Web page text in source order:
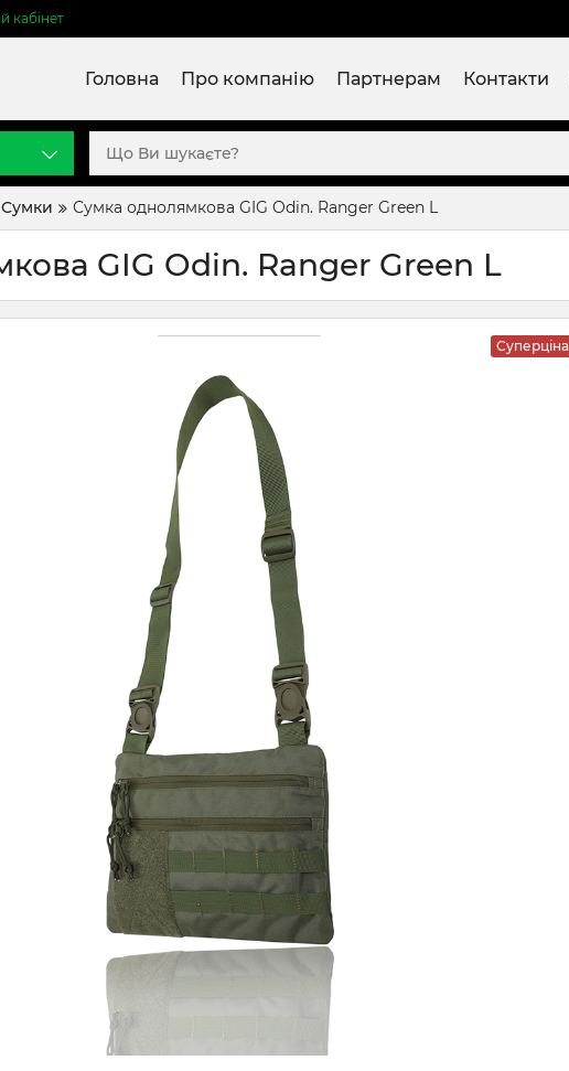
кабінет
Головна Про компанію Партнерам Контакти
Сумки Сумка однолямкова GIG Odin. Ranger Green L
GIG Odin. Ranger Green L
Суперціна